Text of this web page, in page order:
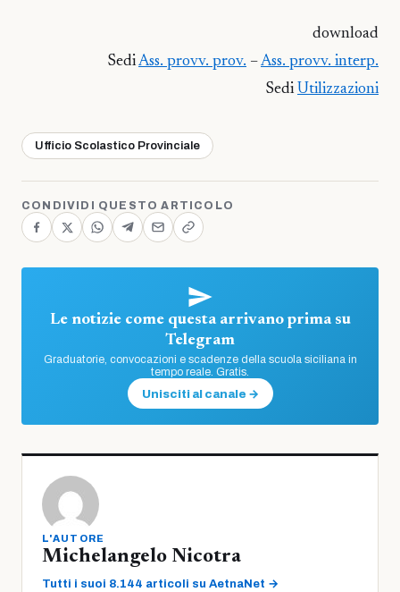
download
SediAss. provv. prov. –Ass. provv. interp.
Sedi Utilizzazioni
Ufficio Scolastico Provinciale
CONDIVIDI QUESTO ARTICOLO
Le notizie come questa arrivano prima su
Telegram
Graduatorie, convocazioni e scadenze della scuola siciliana in
tempo reale. Gratis.
Unisciti al canale →
L'AUTORE
Michelangelo Nicotra
Tutti i suoi 8.144 articoli su AetnaNet →